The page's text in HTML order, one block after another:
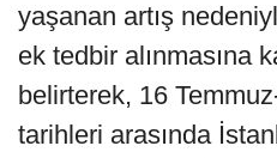
yaşanan artış
ek tedbir alınmasına
belirterek, 16
tarihleri arasında